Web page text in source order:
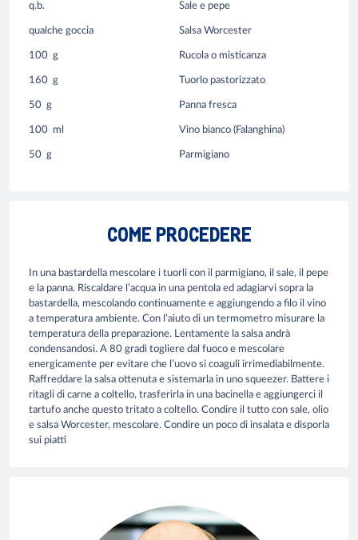
q.b. Sale e pepe
qualche goccia Salsa Worcester
100 g Rucola o misticanza
160 g Tuorlo pastorizzato
50 g Panna fresca
100 ml Vino bianco (Falanghina)
50 g Parmigiano
COME PROCEDERE
In una bastardella mescolare i tuorli con il parmigiano, il sale, il pepe
e la panna. Riscaldare l’acqua in una pentola ed adagiarvi sopra la
bastardella, mescolando continuamente e aggiungendo a filo il vino
a temperatura ambiente. Con l’aiuto di un termometro misurare la
temperatura della preparazione. Lentamente la salsa andrà
condensandosi. A 80 gradi togliere dal fuoco e mescolare
energicamente per evitare che l’uovo si coaguli irrimediabilmente.
Raffreddare la salsa ottenuta e sistemarla in uno squeezer. Battere i
ritagli di carne a coltello, trasferirla in una bacinella e aggiungerci il
tartufo anche questo tritato a coltello. Condire il tutto con sale, olio
e salsa Worcester, mescolare. Condire un poco di insalata e disporla
sui piatti